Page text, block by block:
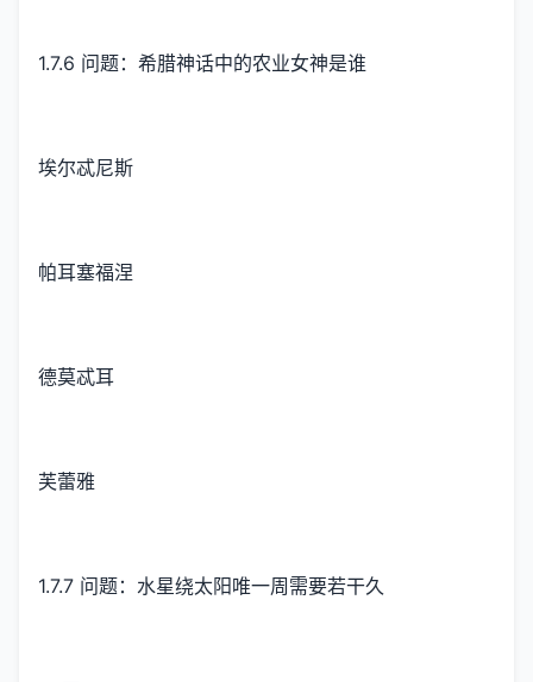
1.7.6 问题：希腊神话中的农业女神是谁
埃尔忒尼斯
帕耳塞福涅
德莫忒耳
芙蕾雅
1.7.7 问题：水星绕太阳唯一周需要若干久